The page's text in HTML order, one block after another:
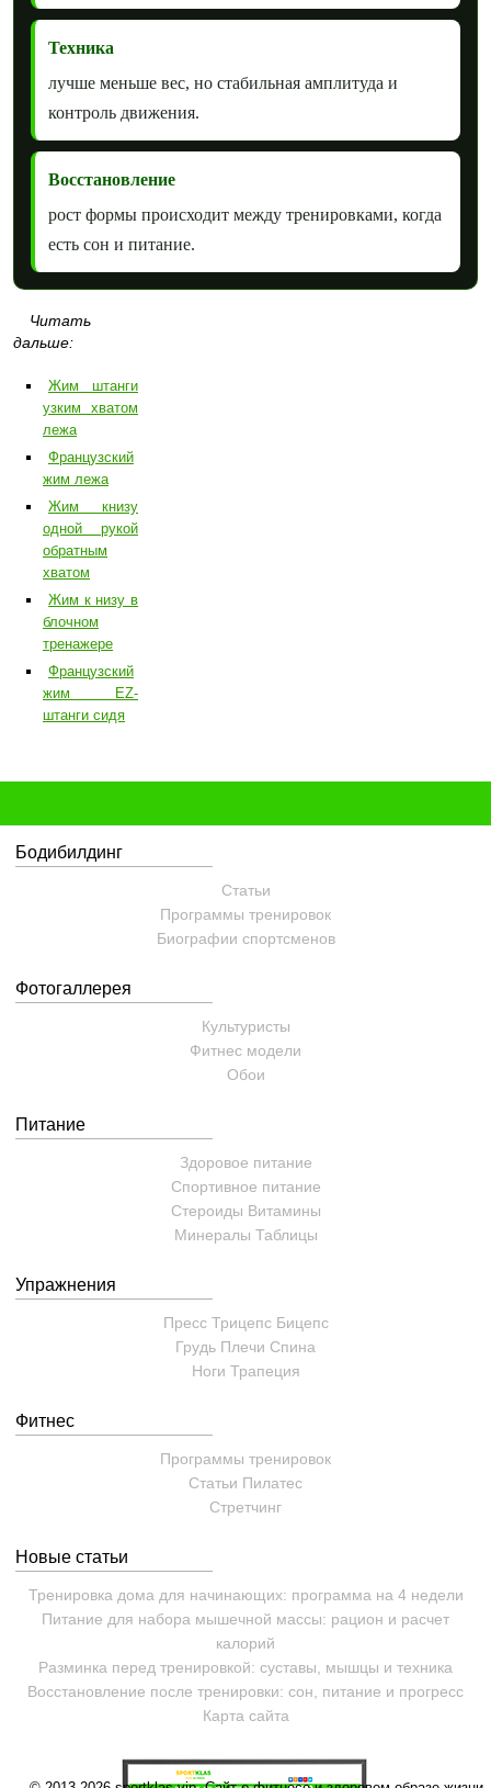
Техника
лучше меньше вес, но стабильная амплитуда и
контроль движения.
Восстановление
рост формы происходит между тренировками, когда
есть сон и питание.
Читать
дальше:
Жим штанги
узким хватом
лежа
Французский
жим лежа
Жим книзу
одной рукой
обратным
хватом
Жим к низу в
блочном
тренажере
Французский
жим EZ-
штанги сидя
Бодибилдинг
Статьи
Программы тренировок
Биографии спортсменов
Фотогаллерея
Культуристы
Фитнес модели
Обои
Питание
Здоровое питание
Спортивное питание
Стероиды Витамины
Минералы Таблицы
Упражнения
Пресс Трицепс Бицепс
Грудь Плечи Спина
Ноги Трапеция
Фитнес
Программы тренировок
Статьи Пилатес
Cтретчинг
Новые статьи
Тренировка дома для начинающих: программа на 4 недели
Питание для набора мышечной массы: рацион и расчет
калорий
Разминка перед тренировкой: суставы, мышцы и техника
Восстановление после тренировки: сон, питание и прогресс
Карта сайта